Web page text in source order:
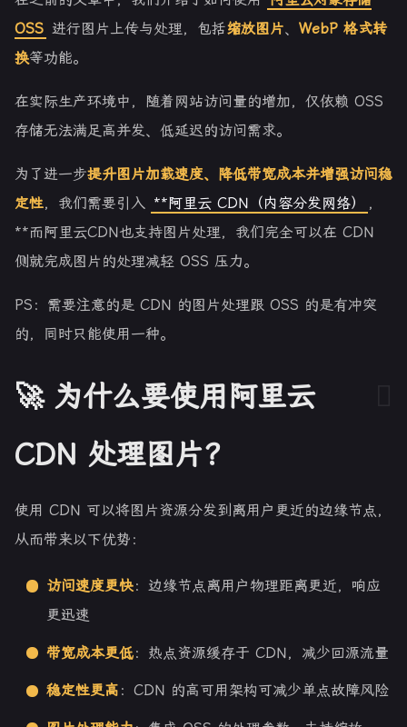
OSS 进行图片上传与处理，包括缩放图片、WebP 格式转
换等功能。
在实际生产环境中，随着网站访问量的增加，仅依赖 OSS
存储无法满足高并发、低延迟的访问需求。
为了进一步提升图片加载速度、降低带宽成本并增强访问稳
定性，我们需要引入 **阿里云 CDN（内容分发网络）
，
**而阿里云CDN也支持图片处理，我们完全可以在 CDN
侧就完成图片的处理减轻 OSS 压力。
PS：需要注意的是 CDN 的图片处理跟 OSS 的是有冲突
的，同时只能使用一种。
🚀 为什么要使用阿里云
CDN 处理图片？
使用 CDN 可以将图片资源分发到离用户更近的边缘节点，
从而带来以下优势：
访问速度更快：边缘节点离用户物理距离更近，响应
更迅速
带宽成本更低：热点资源缓存于 CDN，减少回源流量
稳定性更高 ：CDN 的高可用架构可减少单点故障风险